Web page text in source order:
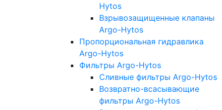
Hytos
Взрывозащищенные клапаны
Argo-Hytos
Пропорциональная гидравлика
Argo-Hytos
Фильтры Argo-Hytos
Сливные фильтры Argo-Hytos
Возвратно-всасывающие
фильтры Argo-Hytos